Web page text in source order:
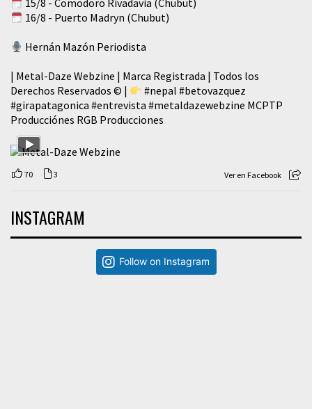
15/8 - Comodoro Rivadavia (Chubut)
16/8 - Puerto Madryn (Chubut)
Hernán Mazón Periodista
| Metal-Daze Webzine | Marca Registrada | Todos los
Derechos Reservados © |
#nepal #betovazquez
#girapatagonica #entrevista #metaldazewebzine MCPTP
Producciónes RGB Producciones
70 3 Ver en Facebook
INSTAGRAM
Follow on Instagram